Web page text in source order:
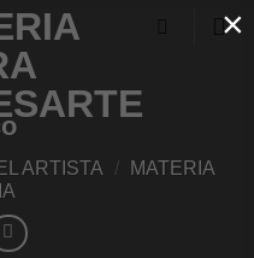
ARTISTA /
MATERIA
×